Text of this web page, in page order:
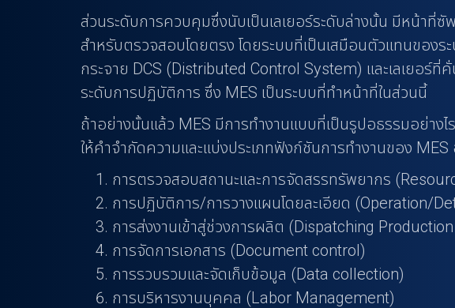
ส่วนระดับการควบคุมซึ่งนับเป็นเลเยอร์ระดับล่างนั้น มีหน้า
สำหรับตรวจสอบโดยตรง โดยระบบที่เป็นเสมือนตัวแทนขอ
กระจาย DCS (Distributed Control System) และเลเยอร์ที่
ระดับการปฏิบัติการ ซึ่ง MES เป็นระบบที่ทำหน้าที่ในส่วนนี้
ถ้าอย่างนั้นแล้ว MES มีการทำงานแบบที่เป็นรูปอธรรมอย่าง
ให้คำจำกัดความและแบ่งประเภทฟังก์ชันการทำงานของ
การตรวจสอบสถานะและการจัดสรรทรัพยากร
การปฏิบัติการ/การวางแผนโดยละเอียด (Operation/
การส่งงานเข้าสู่ช่วงการผลิต (Dispatching
การจัดการเอกสาร (Document control)
การรวบรวมและจัดเก็บข้อมูล (Data collection)
การบริหารงานบุคคล (Labor Management)